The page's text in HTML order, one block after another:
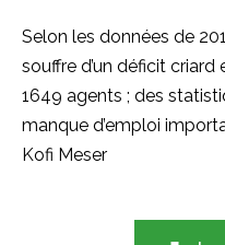
Selon les données de
souffre d’un déficit
1649 agents ; des
manque d’emploi
Kofi Meser